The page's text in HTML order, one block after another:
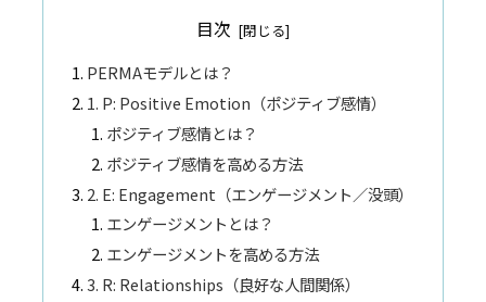
目次
PERMAモデルとは？
1. P: Positive Emotion（ポジティブ感情）
ポジティブ感情とは？
ポジティブ感情を高める方法
2. E: Engagement（エンゲージメント／没頭）
エンゲージメントとは？
エンゲージメントを高める方法
3. R: Relationships（良好な人間関係）